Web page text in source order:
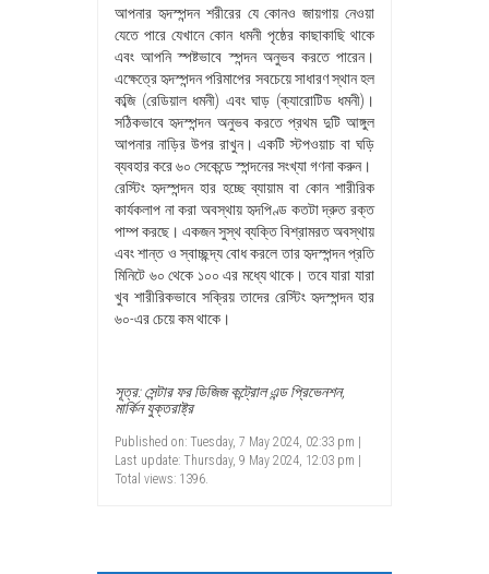
আপনার হৃদস্পন্দন শরীরের যে কোনও জায়গায় নেওয়া
যেতে পারে যেখানে কোন ধমনী পৃষ্ঠের কাছাকাছি থাকে
এবং আপনি স্পষ্টভাবে স্পন্দন অনুভব করতে পারেন।
এক্ষেত্রে হৃদস্পন্দন পরিমাপের সবচেয়ে সাধারণ স্থান হল
কব্জি (রেডিয়াল ধমনী) এবং ঘাড় (ক্যারোটিড ধমনী)।
সঠিকভাবে হৃদস্পন্দন অনুভব করতে প্রথম দুটি আঙ্গুল
আপনার নাড়ির উপর রাখুন। একটি স্টপওয়াচ বা ঘড়ি
ব্যবহার করে ৬০ সেকেন্ডে স্পন্দনের সংখ্যা গণনা করুন।
রেস্টিং হৃদস্পন্দন হার হচ্ছে ব্যায়াম বা কোন শারীরিক
কার্যকলাপ না করা অবস্থায় হৃদপিণ্ড কতটা দ্রুত রক্ত
পাম্প করছে। একজন সুস্থ ব্যক্তি বিশ্রামরত অবস্থায়
এবং শান্ত ও স্বাচ্ছন্দ্য বোধ করলে তার হৃদস্পন্দন প্রতি
মিনিটে ৬০ থেকে ১০০ এর মধ্যে থাকে। তবে যারা যারা
খুব শারীরিকভাবে সক্রিয় তাদের রেস্টিং হৃদস্পন্দন হার
৬০-এর চেয়ে কম থাকে।
সূত্র: সেন্টার ফর ডিজিজ কন্ট্রোল এন্ড প্রিভেনশন,
মার্কিন যুক্তরাষ্ট্র
Published on: Tuesday, 7 May 2024, 02:33 pm |
Last update: Thursday, 9 May 2024, 12:03 pm |
Total views: 1396.